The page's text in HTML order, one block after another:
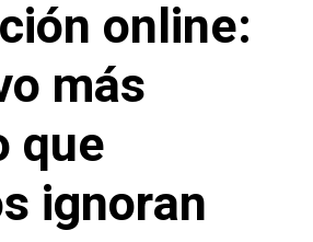
online:
más
que
ignoran